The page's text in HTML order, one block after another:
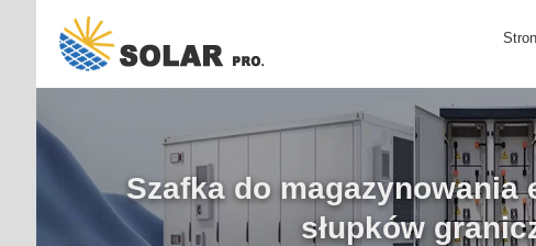
Szafka do magazynowania
słupków